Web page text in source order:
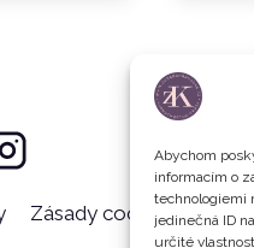
Abychom
informacím o
technologiemi
jedinečná ID
určité
Zásady cookies (EU)